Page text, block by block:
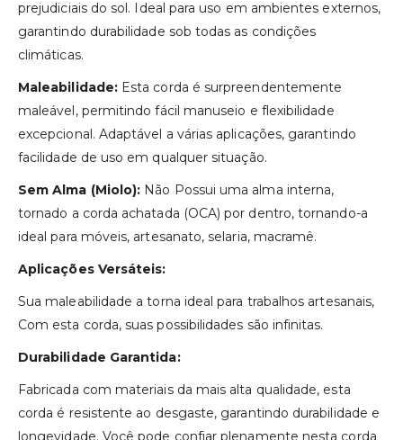
prejudiciais do sol. Ideal para uso em ambientes externos,
garantindo durabilidade sob todas as condições
climáticas.
Maleabilidade:Esta corda é surpreendentemente
maleável, permitindo fácil manuseio e flexibilidade
excepcional. Adaptável a várias aplicações, garantindo
facilidade de uso em qualquer situação.
Sem Alma (Miolo): Não Possui uma alma interna,
tornado a corda achatada (OCA) por dentro, tornando-a
ideal para móveis, artesanato, selaria, macramê.
Aplicações Versáteis:
Sua maleabilidade a torna ideal para trabalhos artesanais,
Com esta corda, suas possibilidades são infinitas.
Durabilidade Garantida:
Fabricada com materiais da mais alta qualidade, esta
corda é resistente ao desgaste, garantindo durabilidade e
longevidade. Você pode confiar plenamente nesta corda